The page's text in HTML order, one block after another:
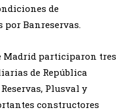
de
Banreservas.
participaron tres
de República
Plusval y
constructores